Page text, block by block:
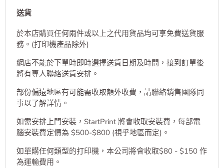
送貨
於本店購買任何兩件或以上之代用貨品均可享免費送貨服
務。(打印機產品除外)
網店不能於下單時即時選擇送貨日期及時間，接到訂單後
將有專人聯絡送貨安排。
部份偏遠地區有可能需收取額外收費，請聯絡銷售團隊同
事以了解詳情。
如需安排上門安裝，StartPrint 將會收取安裝費，每部電
腦安裝費定價為 $500-$800 (視乎地區而定)。
如單購任何類型的打印機，本公司將會收取$80 - $150 作
為運輸費用。